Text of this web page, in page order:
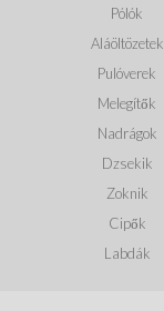
Pólók
Aláöltözetek
Pulóverek
Melegítők
Nadrágok
Dzsekik
Zoknik
Cipők
Labdák